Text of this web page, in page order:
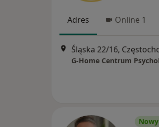
Adres Online 1
Śląska 22/16,
G-Home Centrum